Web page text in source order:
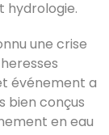
hydrologie.
une crise
événement a
bien conçus
en eau